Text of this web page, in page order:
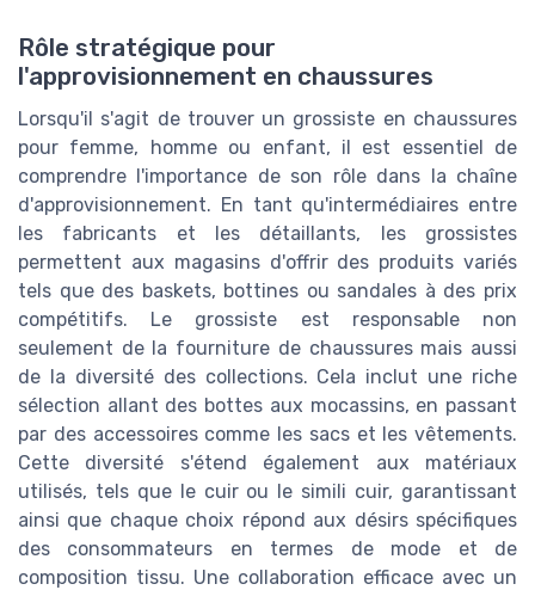
Rôle stratégique pour
l'approvisionnement en chaussures
Lorsqu'il s'agit de trouver un grossiste en chaussures
pour femme, homme ou enfant, il est essentiel de
comprendre l'importance de son rôle dans la chaîne
d'approvisionnement. En tant qu'intermédiaires entre
les fabricants et les détaillants, les grossistes
permettent aux magasins d'offrir des produits variés
tels que des baskets, bottines ou sandales à des prix
compétitifs. Le grossiste est responsable non
seulement de la fourniture de chaussures mais aussi
de la diversité des collections. Cela inclut une riche
sélection allant des bottes aux mocassins, en passant
par des accessoires comme les sacs et les vêtements.
Cette diversité s'étend également aux matériaux
utilisés, tels que le cuir ou le simili cuir, garantissant
ainsi que chaque choix répond aux désirs spécifiques
des consommateurs en termes de mode et de
composition tissu. Une collaboration efficace avec un